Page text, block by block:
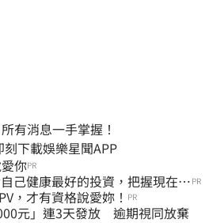
有消息一手掌握！
掌握明星動態 即刻下載娛樂星聞APP
你PR
己健康最好的投資，把握現在不 PR
，才有資格說愛妳！ PR
元」連3天發放 逾期視同放棄